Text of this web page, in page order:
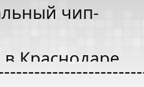
чип-
Краснодаре